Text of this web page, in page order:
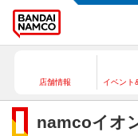
店舗情報 イベント
namcoイオ